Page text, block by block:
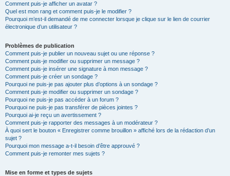
Comment puis-je afficher un avatar ?
Quel est mon rang et comment puis-je le modifier ?
Pourquoi m’est-il demandé de me connecter lorsque je clique sur le lien de courrier
électronique d’un utilisateur ?
Problèmes de publication
Comment puis-je publier un nouveau sujet ou une réponse ?
Comment puis-je modifier ou supprimer un message ?
Comment puis-je insérer une signature à mon message ?
Comment puis-je créer un sondage ?
Pourquoi ne puis-je pas ajouter plus d’options à un sondage ?
Comment puis-je modifier ou supprimer un sondage ?
Pourquoi ne puis-je pas accéder à un forum ?
Pourquoi ne puis-je pas transférer de pièces jointes ?
Pourquoi ai-je reçu un avertissement ?
Comment puis-je rapporter des messages à un modérateur ?
À quoi sert le bouton « Enregistrer comme brouillon » affiché lors de la rédaction d’un
sujet ?
Pourquoi mon message a-t-il besoin d’être approuvé ?
Comment puis-je remonter mes sujets ?
Mise en forme et types de sujets